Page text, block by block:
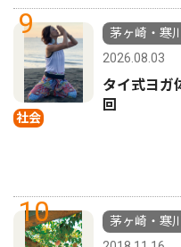
9
社会
茅ヶ崎・寒川
2026.08.03
タイ式ヨガ
回
10
茅ヶ崎・寒川